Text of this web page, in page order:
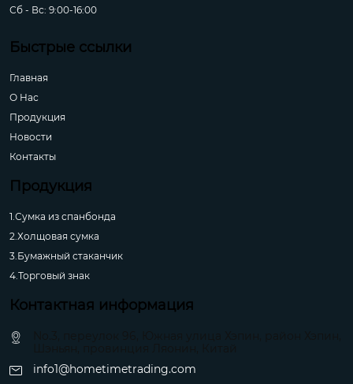
Сб - Вс: 9:00-16:00
Быстрые ссылки
Главная
О Hас
Продукция
Новости
Контакты
Продукция
1.Сумка из спанбонда
2.Холщовая сумка
3.Бумажный стаканчик
4.Торговый знак
Контактная информация
info1@hometimetrading.com